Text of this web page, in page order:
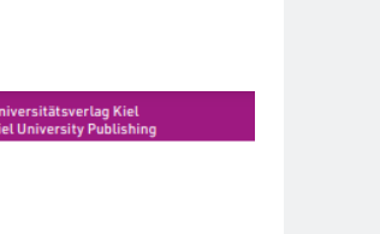
դարձավ